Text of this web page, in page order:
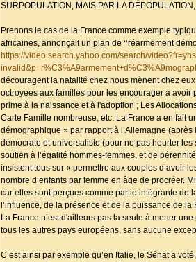
SURPOPULATION, MAIS PAR LA
Prenons le cas de la France comme exemple
africaines, annonçait un plan de ‘’réarmement
https://video.search.yahoo.com/search/
découragent la natalité chez nous mènent chez
octroyées aux familles pour les encourager à avoir
prime à la naissance et à l'adoption ; Les
Carte Famille nombreuse, etc. La France a en fait
démographique » par rapport à l’Allemagne
démocrate et universaliste (pour ne pas heurter
soutien à l’égalité hommes-femmes, et de
insistent tous sur « permettre aux couples d’avoir
nombre d’enfants par femme en âge de procréer.
car elles sont perçues comme partie intégrante de
l’influence, de la présence et de la puissance de la
La France n’est d'ailleurs pas la seule à mener
tous les autres pays européens, sans aucune
C’est ainsi par exemple qu’en Italie, le Sénat a